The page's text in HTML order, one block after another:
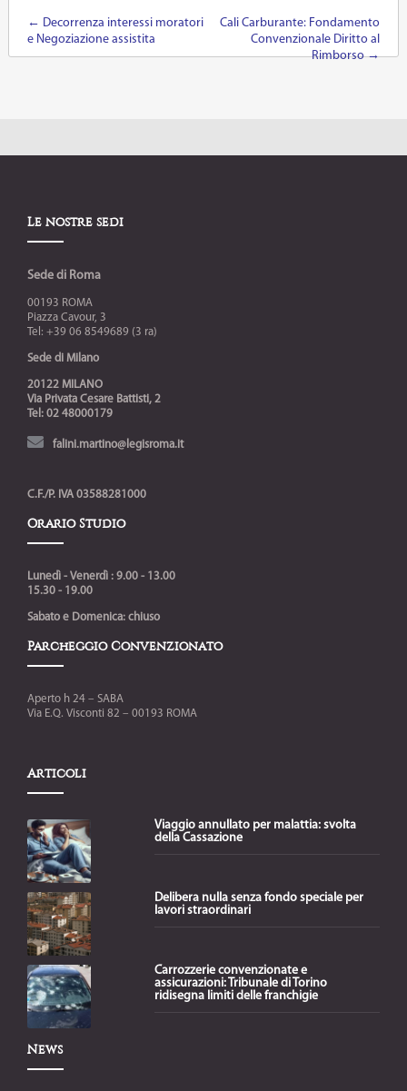
Post navigation
← Decorrenza interessi moratori
e Negoziazione assistita
Cali Carburante: Fondamento
Convenzionale Diritto al
Rimborso→
Le nostre sedi
Sede di Roma
00193 ROMA
Piazza Cavour, 3
Tel: +39 06 8549689 (3 ra)
Sede di Milano
20122 MILANO
Via Privata Cesare Battisti, 2
Tel: 02 48000179
falini.martino@legisroma.it
C.F./P. IVA 03588281000
Orario Studio
Lunedì - Venerdì : 9.00 - 13.00
15.30 - 19.00
Sabato e Domenica: chiuso
Parcheggio Convenzionato
Aperto h 24 – SABA
Via E.Q. Visconti 82 – 00193 ROMA
Articoli
Viaggio annullato per malattia: svolta
della Cassazione
Delibera nulla senza fondo speciale per
lavori straordinari
Carrozzerie convenzionate e
assicurazioni: Tribunale di Torino
ridisegna limiti delle franchigie
News